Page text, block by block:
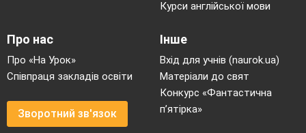
Курси англійської мови
Про нас
Про «На Урок»
Співпраця закладів освіти
Зворотний зв'язок
Інше
Вхід для учнів (naurok.ua)
Матеріали до свят
Конкурс «Фантастична
п’ятірка»